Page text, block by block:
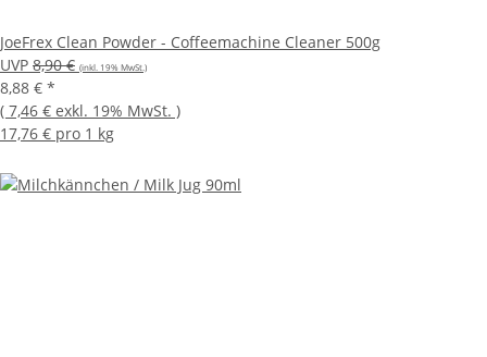
JoeFrex Clean Powder - Coffeemachine Cleaner 500g
UVP 8,90 € (inkl. 19% MwSt.)
8,88 € *
( 7,46 € exkl. 19% MwSt. )
17,76 € pro 1 kg